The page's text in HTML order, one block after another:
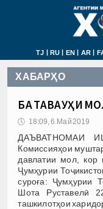
TJ | RU | EN | AR |
ХАБАРҲО
БА ТАВАҶҶУҲИ
🕔 18:09, 6.Май 2019
ДАЪВАТНОМАИ
Комиссияҳои
давлатии мол, кор
Ҷумҳурии
суроға: Ҷумҳурии
Шота Руставелӣ
ташкилотҳои